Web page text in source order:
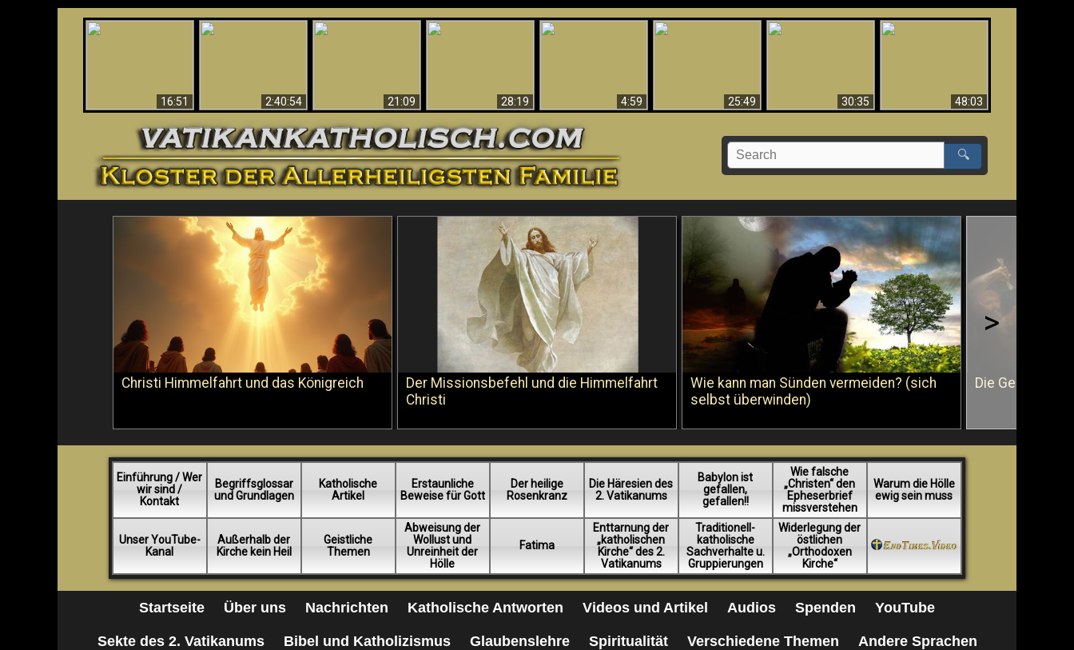
16:51
2:40:54
21:09
28:19
4:59
25:49 30:35
48:03
🔍
Christi Himmelfahrt und das Königreich
Der Missionsbefehl und die Himmelfahrt
Christi
Wie kann man Sünden vermeiden? (sich
selbst überwinden)
Die Geißelung
>
Einführung / Wer
wir sind /
Kontakt
Begriffsglossar
und Grundlagen
Katholische
Artikel
Erstaunliche
Beweise für Gott
Der heilige
Rosenkranz
Die Häresien des
2. Vatikanums
Babylon ist
gefallen,
gefallen!!
Wie falsche
„Christen“ den
Epheserbrief
missverstehen
Warum die Hölle
ewig sein muss
Unser YouTube-
Kanal
Außerhalb der
Kirche kein Heil
Geistliche
Themen
Abweisung der
Wollust und
Unreinheit der
Hölle
Fatima
Enttarnung der
„katholischen
Kirche“ des 2.
Vatikanums
Traditionell-
katholische
Sachverhalte u.
Gruppierungen
Widerlegung der
östlichen
„Orthodoxen
Kirche“
Startseite Über uns Nachrichten Katholische Antworten Videos und Artikel Audios Spenden YouTube
Sekte des 2. Vatikanums Bibel und Katholizismus Glaubenslehre Spiritualität Verschiedene Themen Andere Sprachen